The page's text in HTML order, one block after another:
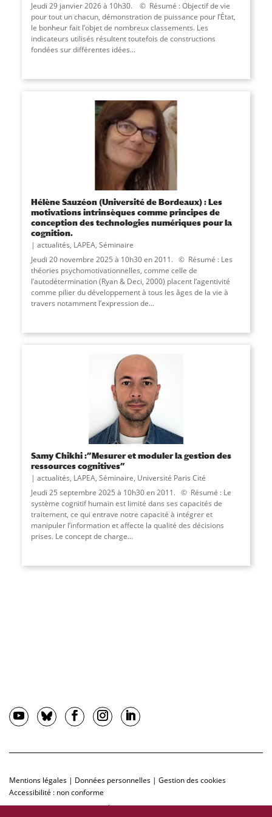
Jeudi 29 janvier 2026 à 10h30. © Résumé : Objectif de vie
pour tout un chacun, démonstration de puissance pour l’État,
le bonheur fait l’objet de nombreux classements. Les
indicateurs utilisés résultent toutefois de constructions
fondées sur différentes idées...
Hélène Sauzéon (Université de Bordeaux) : Les
motivations intrinsèques comme principes de
conception des technologies numériques pour la
cognition.
actualités, LAPEA, Séminaire
Jeudi 20 novembre 2025 à 10h30 en 2011. © Résumé : Les
théories psychomotivationnelles, comme celle de
l’autodétermination (Ryan & Deci, 2000) placent l’agentivité
comme pilier du développement à tous les âges de la vie à
travers notamment l’expression de...
Samy Chikhi :”Mesurer et moduler la gestion des
ressources cognitives”
actualités, LAPEA, Séminaire, Université Paris Cité
Jeudi 25 septembre 2025 à 10h30 en 2011. © Résumé : Le
système cognitif humain est limité dans ses capacités de
traitement, ce qui entrave notre capacité à intégrer et
manipuler l’information et affecte la qualité des décisions
prises. Le concept de charge...
Mentions légales | Données personnelles | Gestion des cookies
Accessibilité : non conforme